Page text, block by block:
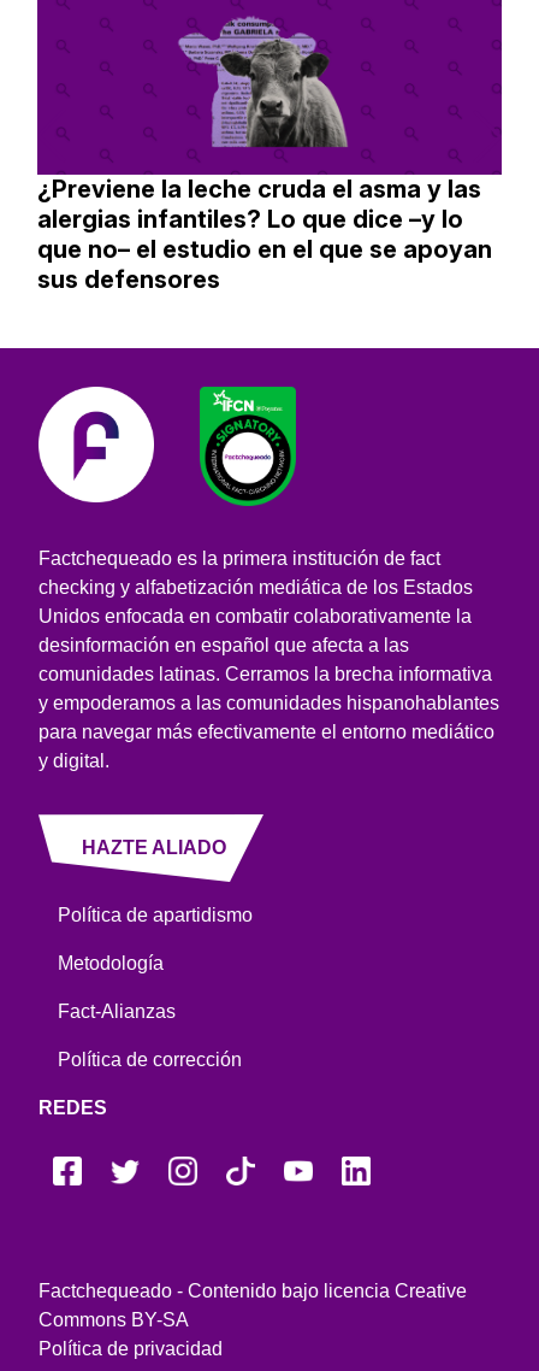
¿Previene la leche cruda el asma y las
alergias infantiles? Lo que dice –y lo
que no– el estudio en el que se apoyan
sus defensores
Factchequeado es la primera institución de fact
checking y alfabetización mediática de los Estados
Unidos enfocada en combatir colaborativamente la
desinformación en español que afecta a las
comunidades latinas. Cerramos la brecha informativa
y empoderamos a las comunidades hispanohablantes
para navegar más efectivamente el entorno mediático
y digital.
HAZTE ALIADO
Política de apartidismo
Metodología
Fact-Alianzas
Política de corrección
REDES
Factchequeado - Contenido bajo licencia Creative
Commons BY-SA
Política de privacidad